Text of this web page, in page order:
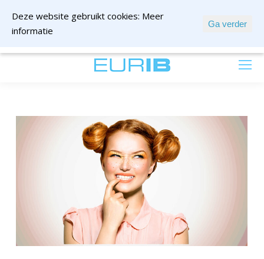
Deze website gebruikt cookies: Meer
informatie
Ga verder